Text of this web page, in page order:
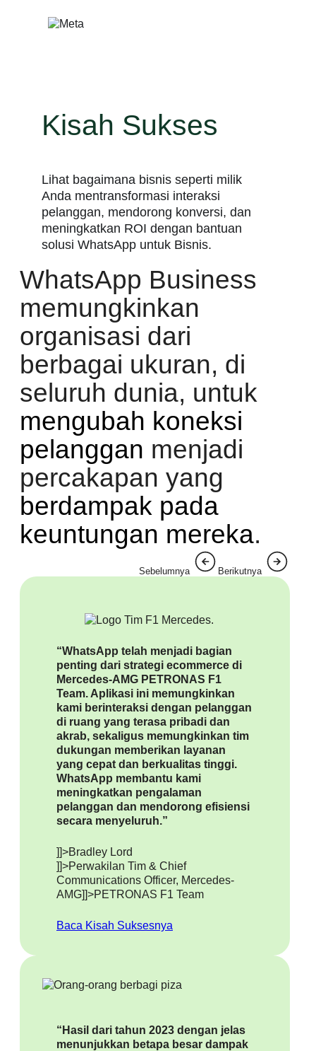
Kisah Sukses
Lihat bagaimana bisnis seperti milik
Anda mentransformasi interaksi
pelanggan, mendorong konversi, dan
meningkatkan ROI dengan bantuan
solusi WhatsApp untuk Bisnis.
WhatsApp Business
memungkinkan
organisasi dari
berbagai ukuran, di
seluruh dunia, untuk
mengubah koneksi
pelanggan menjadi
percakapan yang
berdampak pada
keuntungan mereka.
“WhatsApp telah menjadi bagian
penting dari strategi ecommerce di
Mercedes-AMG PETRONAS F1
Team. Aplikasi ini memungkinkan
kami berinteraksi dengan pelanggan
di ruang yang terasa pribadi dan
akrab, sekaligus memungkinkan tim
dukungan memberikan layanan
yang cepat dan berkualitas tinggi.
WhatsApp membantu kami
meningkatkan pengalaman
pelanggan dan mendorong efisiensi
secara menyeluruh.”
]]>Bradley Lord
]]>Perwakilan Tim & Chief
Communications Officer, Mercedes-
AMG]]>PETRONAS F1 Team
Baca Kisah Suksesnya
“Hasil dari tahun 2023 dengan jelas
menunjukkan betapa besar dampak
Sebelumnya Berikutnya